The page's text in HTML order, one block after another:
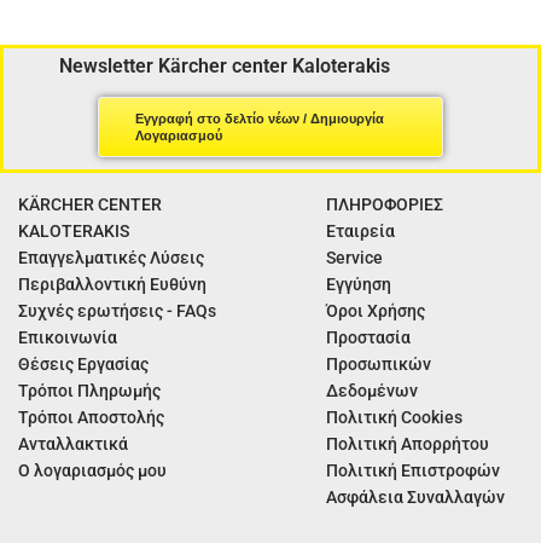
Newsletter Kärcher center Kaloterakis
Εγγραφή στο δελτίο νέων / Δημιουργία
Λογαριασμού
KÄRCHER CENTER
KALOTERAKIS
Επαγγελματικές Λύσεις
Περιβαλλοντική Ευθύνη
Συχνές ερωτήσεις - FAQs
Επικοινωνία
Θέσεις Εργασίας
Τρόποι Πληρωμής
Τρόποι Αποστολής
Ανταλλακτικά
Ο λογαριασμός μου
ΠΛΗΡΟΦΟΡΙΕΣ
Εταιρεία
Service
Εγγύηση
Όροι Χρήσης
Προστασία
Προσωπικών
Δεδομένων
Πολιτική Cookies
Πολιτική Απορρήτου
Πολιτική Επιστροφών
Ασφάλεια Συναλλαγών